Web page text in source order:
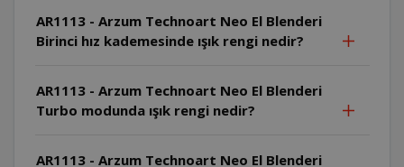
AR1113 - Arzum Technoart Neo El Blenderi
Birinci hız kademesinde ışık rengi nedir?
AR1113 - Arzum Technoart Neo El Blenderi
Turbo modunda ışık rengi nedir?
AR1113 - Arzum Technoart Neo El Blenderi